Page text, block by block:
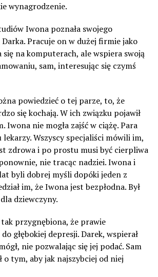
wynagrodzenie.
Iwona poznała swojego
Darka. Pracuje on w dużej firmie jako
się na komputerach, ale wspiera swoją
sam, interesując się czymś
powiedzieć o tej parze, to, że
się kochają. W ich związku pojawił
Iwona nie mogła zajść w ciążę. Para
lekarzy. Wszyscy specjaliści mówili im,
zdrowa i po prostu musi być cierpliwa
nie tracąc nadziei. Iwona i
byli dobrej myśli dopóki jeden z
im, że Iwona jest bezpłodna. Był
dziewczyny.
tak przygnębiona, że prawie
głębokiej depresji. Darek, wspierał
nie pozwalając się jej podać. Sam
o tym, aby jak najszybciej od niej